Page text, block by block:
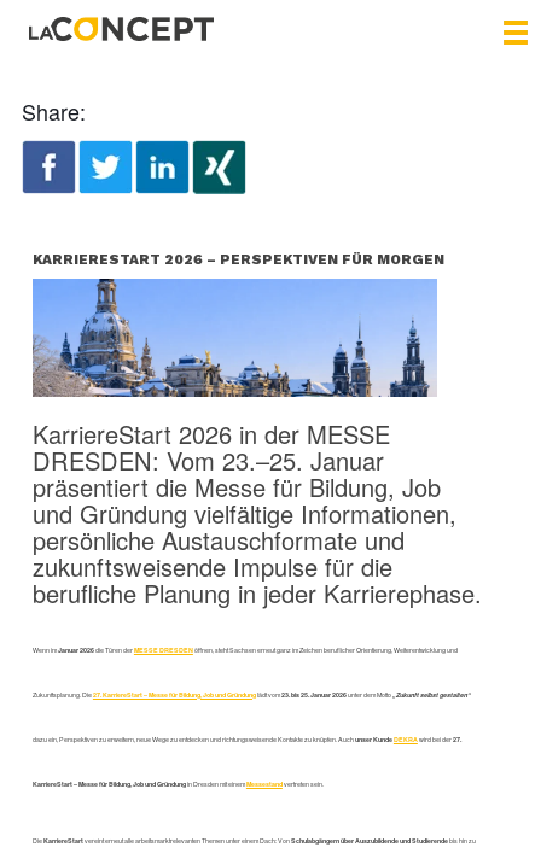
Share:
KARRIERESTART 2026 – PERSPEKTIVEN FÜR MORGEN
KarriereStart 2026 in der MESSE
DRESDEN: Vom 23.–25. Januar
präsentiert die Messe für Bildung, Job
und Gründung vielfältige Informationen,
persönliche Austauschformate und
zukunftsweisende Impulse für die
berufliche Planung in jeder Karrierephase.
Wenn imJanuar 2026die Türen derMESSE DRESDENöffnen, steht Sachsen erneut ganz im Zeichen beruflicher Orientierung, Weiterentwicklung und
Zukunftsplanung. Die27. KarriereStart – Messe für Bildung, Job und Gründunglädt vom23. bis 25. Januar 2026unter dem Motto„Zukunft selbst gestalten“
dazu ein, Perspektiven zu erweitern, neue Wege zu entdecken und richtungsweisende Kontakte zu knüpfen.Auchunser KundeDEKRAwird bei der27.
KarriereStart – Messe für Bildung, Job und Gründungin Dresdenmit einemMessestandvertreten sein.
DieKarriereStartvereint erneut alle arbeitsmarktrelevanten Themen unter einem Dach: VonSchulabgängern über Auszubildende und Studierendebis hin zu